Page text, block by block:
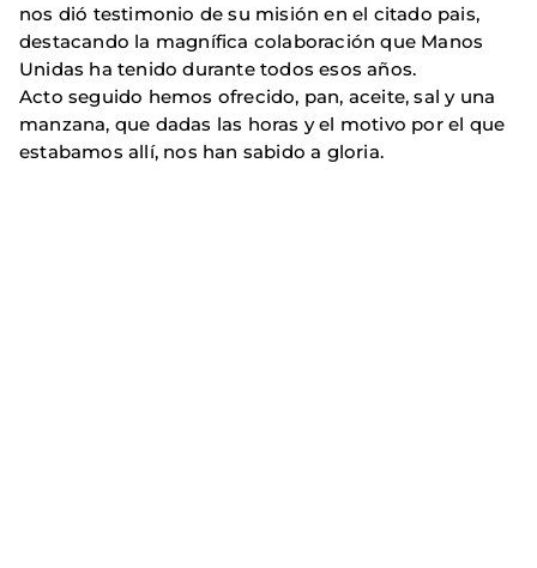
nos dió testimonio de su misión en el citado pais,
destacando la magnífica colaboración que Manos
Unidas ha tenido durante todos esos años.
Acto seguido hemos ofrecido, pan, aceite, sal y una
manzana, que dadas las horas y el motivo por el que
estabamos allí, nos han sabido a gloria.